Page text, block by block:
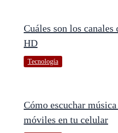
Cuáles son los
HD
Tecnología
Cómo escuchar
móviles en tu celular